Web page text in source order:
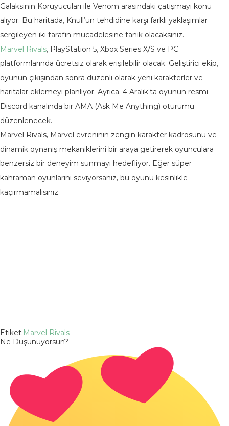
Galaksinin Koruyucuları ile Venom arasındaki çatışmayı konu
alıyor. Bu haritada, Knull’un tehdidine karşı farklı yaklaşımlar
sergileyen iki tarafın mücadelesine tanık olacaksınız.
Marvel Rivals, PlayStation 5, Xbox Series X/S ve PC
platformlarında ücretsiz olarak erişilebilir olacak. Geliştirici ekip,
oyunun çıkışından sonra düzenli olarak yeni karakterler ve
haritalar eklemeyi planlıyor. Ayrıca, 4 Aralık’ta oyunun resmi
Discord kanalında bir AMA (Ask Me Anything) oturumu
düzenlenecek.
Marvel Rivals, Marvel evreninin zengin karakter kadrosunu ve
dinamik oynanış mekaniklerini bir araya getirerek oyunculara
benzersiz bir deneyim sunmayı hedefliyor. Eğer süper
kahraman oyunlarını seviyorsanız, bu oyunu kesinlikle
kaçırmamalısınız.
Etiket:Marvel Rivals
Ne Düşünüyorsun?